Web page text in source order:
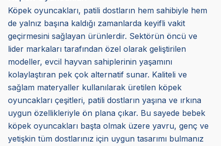
Köpek oyuncakları, patili dostların hem sahibiyle hem
de yalnız başına kaldığı zamanlarda keyifli vakit
geçirmesini sağlayan ürünlerdir. Sektörün öncü ve
lider markaları tarafından özel olarak geliştirilen
modeller, evcil hayvan sahiplerinin yaşamını
kolaylaştıran pek çok alternatif sunar. Kaliteli ve
sağlam materyaller kullanılarak üretilen köpek
oyuncakları çeşitleri, patili dostların yaşına ve ırkına
uygun özellikleriyle ön plana çıkar. Bu sayede bebek
köpek oyuncakları başta olmak üzere yavru, genç ve
yetişkin tüm dostlarınız için uygun tasarımı bulmanız